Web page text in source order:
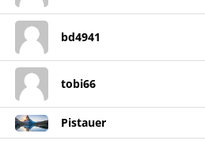
bd4941
tobi66
Pistauer